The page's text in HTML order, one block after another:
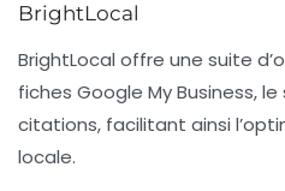
BrightLocal
BrightLocal offre une suite
fiches Google My Business,
citations, facilitant ainsi
locale.